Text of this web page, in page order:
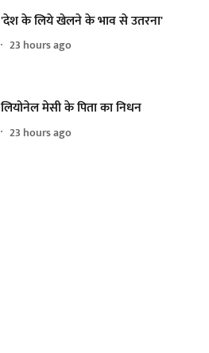
'देश के लिये खेलने के भाव से उतरना'
23 hours ago
लियोनेल मेसी के पिता का निधन
23 hours ago